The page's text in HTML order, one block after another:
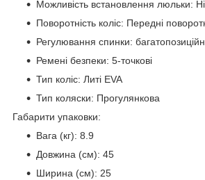
Можливість встановлення люльки: Ні
Поворотність коліс: Передні
Регулювання спинки:
Ремені безпеки: 5-точкові
Тип коліс: Литі EVA
Тип коляски: Прогулянкова
Габарити упаковки:
Вага (кг): 8.9
Довжина (см): 45
Ширина (см): 25